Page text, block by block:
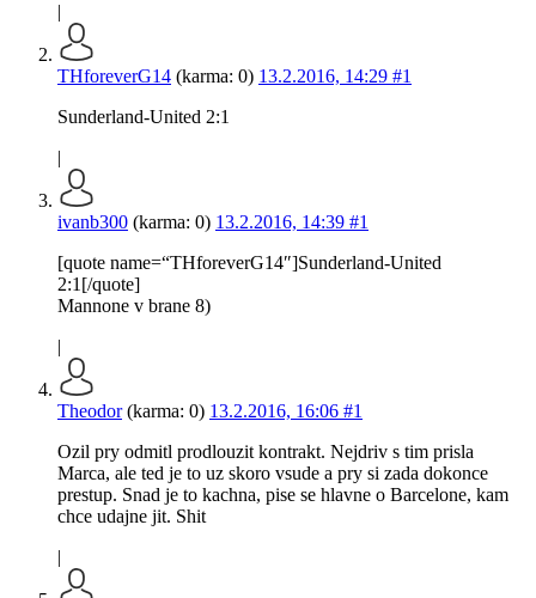
|
THforeverG14 (karma: 0) 13.2.2016, 14:29 #1
Sunderland-United 2:1
|
ivanb300 (karma: 0) 13.2.2016, 14:39 #1
[quote name=“THforeverG14″]Sunderland-United
2:1[/quote]
Mannone v brane 8)
|
Theodor(karma: 0) 13.2.2016, 16:06 #1
Ozil pry odmitl prodlouzit kontrakt. Nejdriv s tim prisla
Marca, ale ted je to uz skoro vsude a pry si zada dokonce
prestup. Snad je to kachna, pise se hlavne o Barcelone, kam
chce udajne jit. Shit
|